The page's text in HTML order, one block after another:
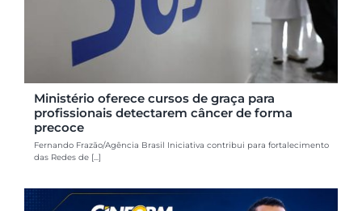
Ministério oferece cursos de graça para
profissionais detectarem câncer de forma
precoce
Fernando Frazão/Agência Brasil Iniciativa contribui para fortalecimento
das Redes de [...]